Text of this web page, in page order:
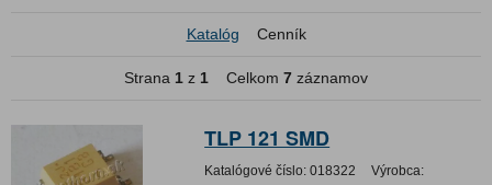
Katalóg Cenník
Strana 1 z 1 Celkom 7 záznamov
TLP 121 SMD
Katalógové číslo: 018322 Výrobca: